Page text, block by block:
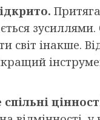
світ інакше.